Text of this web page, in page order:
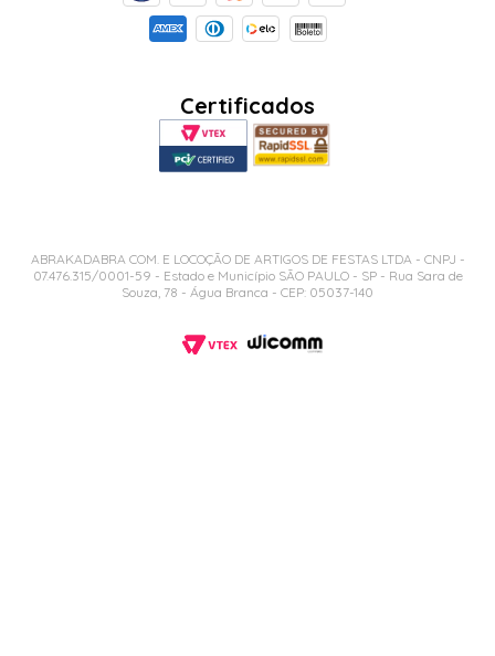
Certificados
ABRAKADABRA COM. E LOCOÇÃO DE ARTIGOS DE FESTAS LTDA - CNPJ -
07.476.315/0001-59 - Estado e Município SÃO PAULO - SP - Rua Sara de
Souza, 78 - Água Branca - CEP: 05037-140